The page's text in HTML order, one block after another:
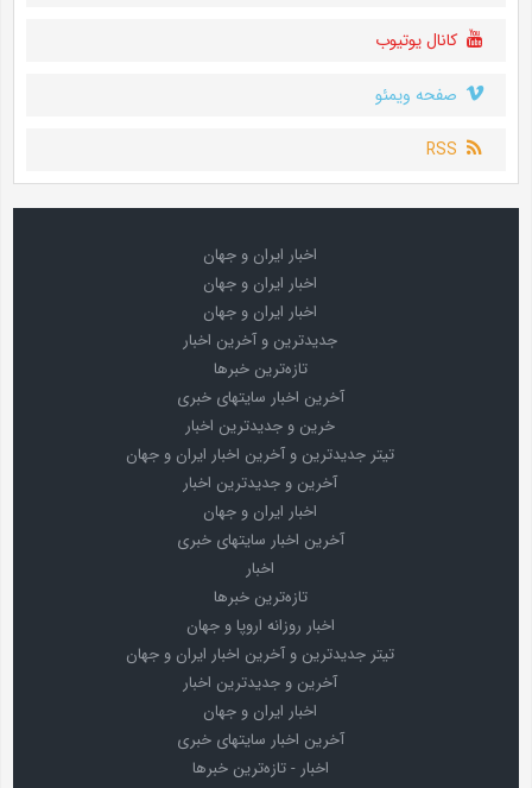
کانال یوتیوب
صفحه ویمئو
RSS
اخبار ایران و جهان
اخبار ایران و جهان
اخبار ایران و جهان
جدیدترین و آخرین اخبار
تازه‌ترین خبرها
آخرین اخبار سایتهای خبری
خرین و جدیدترین اخبار
تیتر جدیدترین و آخرین اخبار ایران و جهان
آخرین و جدیدترین اخبار
اخبار ایران و جهان
آخرین اخبار سایتهای خبری
اخبار
تازه‌ترین خبرها
اخبار روزانه اروپا و جهان
تیتر جدیدترین و آخرین اخبار ایران و جهان
آخرین و جدیدترین اخبار
اخبار ایران و جهان
آخرین اخبار سایتهای خبری
اخبار - تازه‌ترین خبرها